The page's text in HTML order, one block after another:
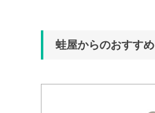
蛙屋からのおすすめ